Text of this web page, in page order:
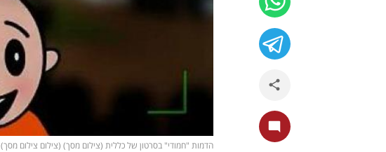
הדמות "חמודי" בסרטון של כללית (צילום מסך) (צילום צילום מסך)